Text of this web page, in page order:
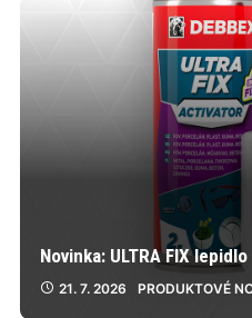
Novinka: ULTRA FIX
21. 7. 2026 PRODUKTOVÉ